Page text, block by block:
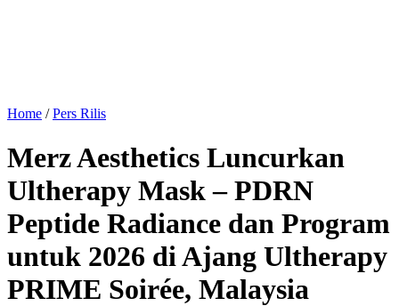
Home /Pers Rilis
Merz Aesthetics Luncurkan
Ultherapy Mask – PDRN
Peptide Radiance dan Program
untuk 2026 di Ajang Ultherapy
PRIME Soirée, Malaysia